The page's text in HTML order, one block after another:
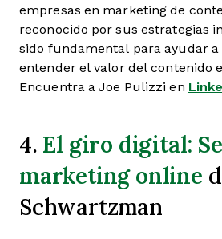
empresas en marketing de
reconocido por sus estrategias
sido fundamental para ayudar a
entender el valor del contenido
Encuentra a Joe Pulizzi en
4. El giro digital:
marketing online
Schwartzman